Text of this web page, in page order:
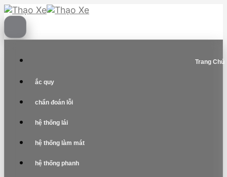
Skip
to
content
Trang Chủ
ắc quy
chẩn đoán lỗi
hệ thống lái
hệ thống làm mát
hệ thống phanh